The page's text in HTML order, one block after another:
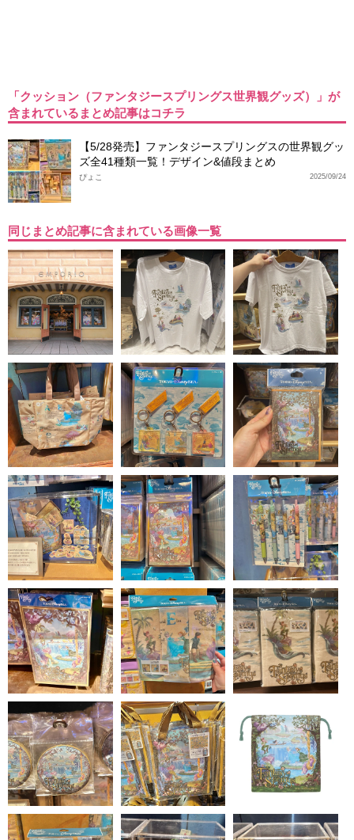
「クッション（ファンタジースプリングス世界観グッズ）」が
含まれているまとめ記事はコチラ
【5/28発売】ファンタジースプリングスの世界観グッ
ズ全41種類一覧！デザイン&値段まとめ
2025/09/24
ぴょこ
同じまとめ記事に含まれている画像一覧